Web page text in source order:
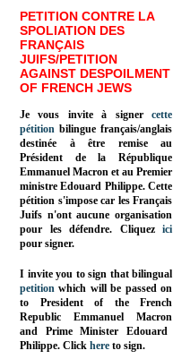
PETITION CONTRE LA
SPOLIATION DES
FRANÇAIS
JUIFS/PETITION
AGAINST DESPOILMENT
OF FRENCH JEWS
Je vous invite à signer cette
pétition bilingue français/anglais
destinée à être remise au
Président de la République
Emmanuel Macron et au Premier
ministre Edouard Philippe. Cette
pétition s'impose car les Français
Juifs n'ont aucune organisation
pour les défendre. Cliquez
ici
pour signer.
I invite you to sign that bilingual
petition which will be passed on
to President of the French
Republic Emmanuel Macron
and Prime Minister Edouard
Philippe. Click here to sign.